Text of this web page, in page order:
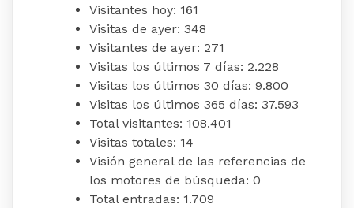
Visitantes hoy: 161
Visitas de ayer: 348
Visitantes de ayer: 271
Visitas los últimos 7 días: 2.228
Visitas los últimos 30 días: 9.800
Visitas los últimos 365 días: 37.593
Total visitantes: 108.401
Visitas totales: 14
Visión general de las referencias de
los motores de búsqueda: 0
Total entradas: 1.709